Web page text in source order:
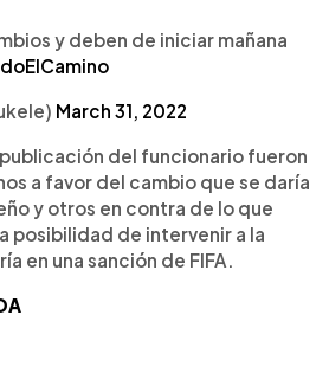
y deben de iniciar mañana
March 31, 2022
del funcionario fueron
a favor del cambio que se daría
y otros en contra de lo que
posibilidad de intervenir a la
en una sanción de FIFA.